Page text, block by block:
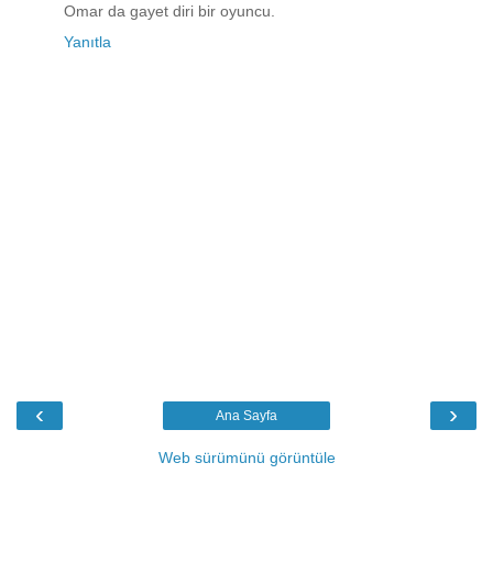
Omar da gayet diri bir oyuncu.
Yanıtla
‹ ›
Ana Sayfa
Web sürümünü görüntüle